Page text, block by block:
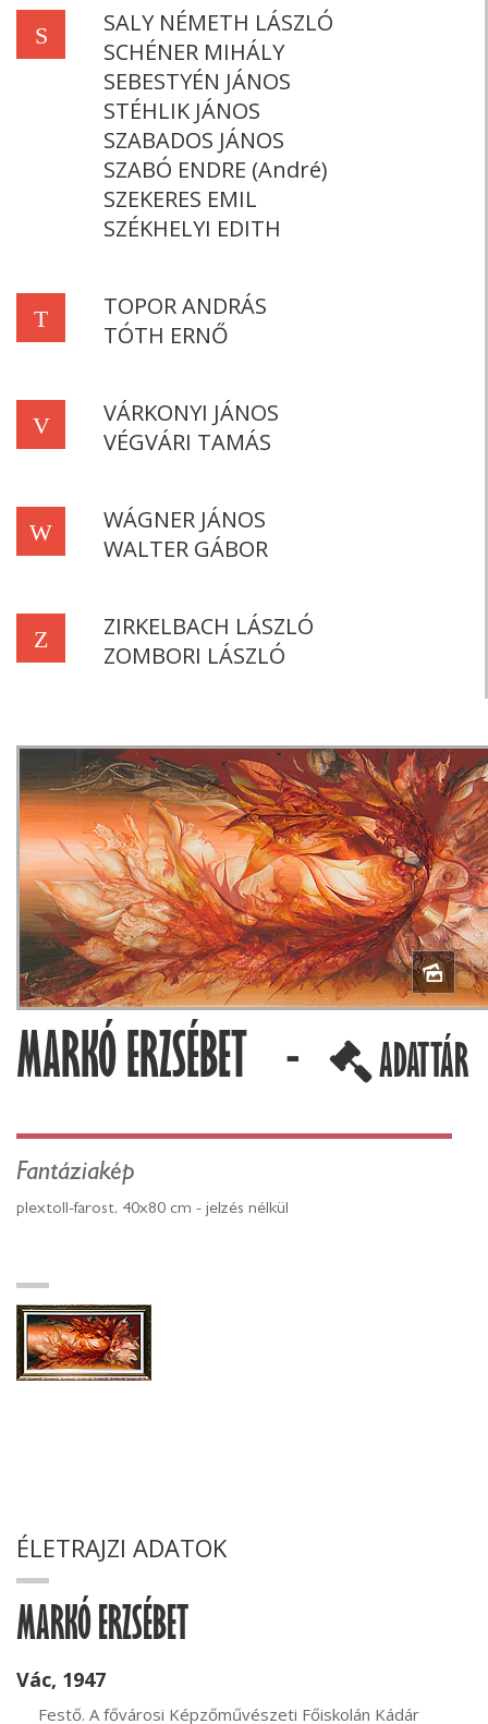
S
SALY NÉMETH LÁSZLÓ
SCHÉNER MIHÁLY
SEBESTYÉN JÁNOS
STÉHLIK JÁNOS
SZABADOS JÁNOS
SZABÓ ENDRE (André)
SZEKERES EMIL
SZÉKHELYI EDITH
T
TOPOR ANDRÁS
TÓTH ERNŐ
V
VÁRKONYI JÁNOS
VÉGVÁRI TAMÁS
W
WÁGNER JÁNOS
WALTER GÁBOR
Z
ZIRKELBACH LÁSZLÓ
ZOMBORI LÁSZLÓ
MARKÓ ERZSÉBET - ADATTÁR
Fantáziakép
plextoll-farost, 40x80 cm - jelzés nélkül
ÉLETRAJZI ADATOK
MARKÓ ERZSÉBET
Vác, 1947